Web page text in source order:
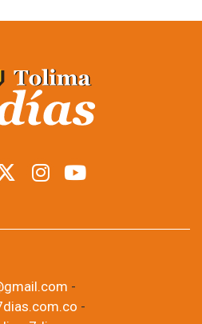
Tolima
posesión
de fuego y armas traumáticas